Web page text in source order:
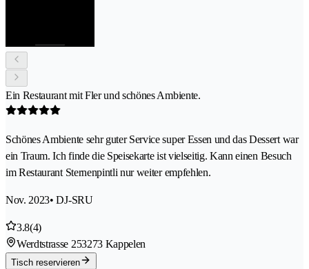
Ein Restaurant mit Fler und schönes Ambiente.
Schönes Ambiente sehr guter Service super Essen und das Dessert war
ein Traum. Ich finde die Speisekarte ist vielseitig. Kann einen Besuch
im Restaurant Sternenpintli nur weiter empfehlen.
Nov. 2023• DJ-SRU
3.8(4)
Werdtstrasse 253273 Kappelen
Tisch reservieren